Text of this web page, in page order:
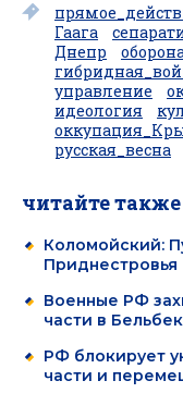
Гаага
Днепр
управление
идеология
русская_весна
читайте также
Коломойский:
Приднестровья
Военные РФ
части в
РФ блокирует
части и